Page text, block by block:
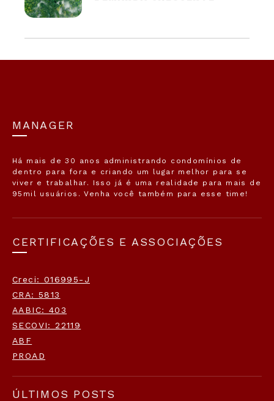
MANAGER
Há mais de 30 anos administrando condomínios de
dentro para fora e criando um lugar melhor para se
viver e trabalhar. Isso já é uma realidade para mais de
95mil usuários. Venha você também para esse time!
CERTIFICAÇÕES E ASSOCIAÇÕES
Creci: 016995-J
CRA: 5813
AABIC: 403
SECOVI: 22119
ABF
PROAD
ÚLTIMOS POSTS